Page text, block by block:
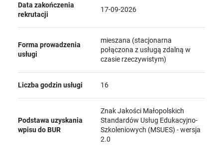
Data zakończenia
rekrutacji
17-09-2026
Forma prowadzenia
usługi
mieszana (stacjonarna
połączona z usługą zdalną w
czasie rzeczywistym)
Liczba godzin usługi 16
Podstawa uzyskania
wpisu do BUR
Znak Jakości Małopolskich
Standardów Usług Edukacyjno-
Szkoleniowych (MSUES) - wersja
2.0